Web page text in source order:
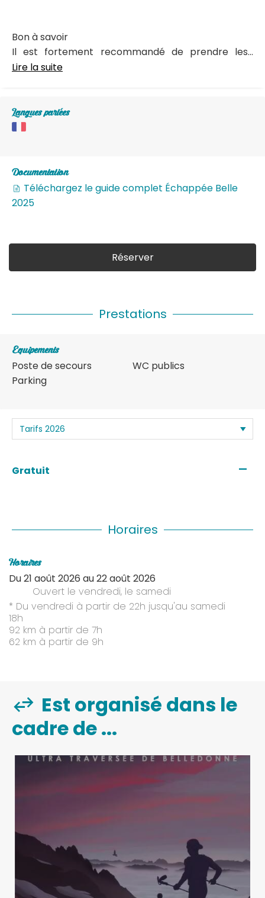
Bon à savoir
Il est fortement recommandé de prendre les...
Lire la suite
Langues parlées
Documentation
Téléchargez le guide complet Échappée Belle
2025
Réserver
Prestations
Equipements
Poste de secours
Parking
WC publics
Gratuit —
Horaires
Horaires
Du21 août 2026 au22 août 2026
Ouvert le vendredi, le samedi
* Du vendredi à partir de 22h jusqu'au samedi
18h
92 km à partir de 7h
62 km à partir de 9h
Est organisé dans le
cadre de ...